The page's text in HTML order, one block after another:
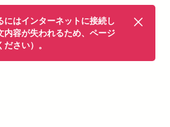
にはインターネットに接続し
内容が失われるため、ページ
さい）。